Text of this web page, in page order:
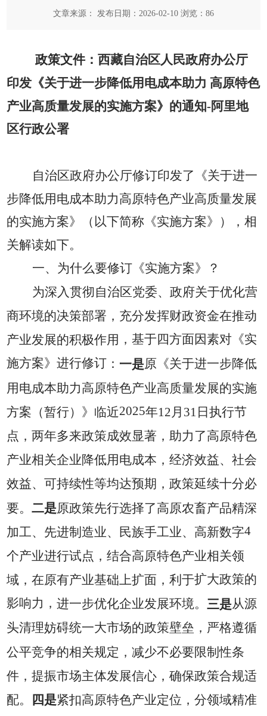
文章来源： 发布日期：2026-02-10 浏览： 86
政策文件：西藏自治区人民政府办公厅
印发《关于进一步降低用电成本助力 高原特色
产业高质量发展的实施方案》的通知-阿里地
区行政公署
自治区政府办公厅修订印发了《关于进一
步降低用电成本助力高原特色产业高质量发展
的实施方案》（以下简称《实施方案》），相
关解读如下。
一、为什么要修订《实施方案》？
为深入贯彻自治区党委、政府关于优化营
商环境的决策部署， 充分发挥财政资金在推动
产业发展的积极作用 ，基于四方面因素对《实
施方案》进行修订 ： 一是原《关于进一步降低
用电成本助力高原特色产业高质量发展的实施
方案（暂行）》临近2025年12月 31 日执行节
点，两年多来政策成效显著，助力了高原特色
产业相关企业降低用电成本，经济效益、社会
效益、可持续性等均达预期，政策延续十分必
要。二是原政策先行选择了高原农畜产品精深
加工、先进制造业、民族手工业、高新数字4
个产业进行试点，结合高原特色产业相关领
域，在原有产业基础上扩面，利于扩大政策的
影响力，进一步优化企业发展环境。三是从源
头清理妨碍统一大市场的政策壁垒， 严格遵循
公平竞争的相关规定，减少不必要限制性条
件，提振市场主体发展信心，确保政策合规适
配。
四是紧扣高原特色产业定位，分领域精准